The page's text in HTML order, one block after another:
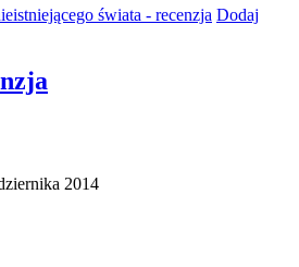
świata - recenzja Dodaj
2014